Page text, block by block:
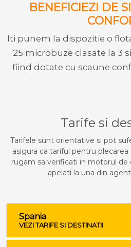
BENEFICIEZI DE
Iti punem la dispozitie o
25 microbuze clasate la 3
fiind dotate cu scaune
Tarife si
Tarifele sunt orientative si pot
asigura ca tariful pentru
rugam sa verificati in motorul de
apelati la una din
Spania
VEZI TARIFE SI DESTINATII